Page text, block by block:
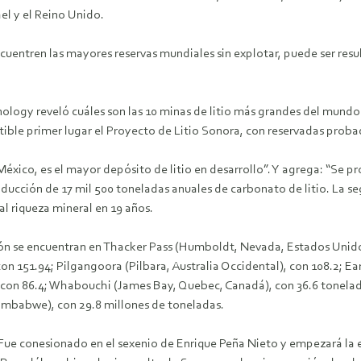
y el Reino Unido.
las mayores reservas mundiales sin explotar, puede ser
reveló cuáles son las 10 minas de litio más grandes del
primer lugar el Proyecto de Litio Sonora, con reservadas
es el mayor depósito de litio en desarrollo”. Y agrega: “Se
de 17 mil 500 toneladas anuales de carbonato de litio. La
riqueza mineral en 19 años.
encuentran en Thacker Pass (Humboldt, Nevada, Estados
151.94; Pilgangoora (Pilbara, Australia Occidental), con 108.2;
86.4; Whabouchi (James Bay, Quebec, Canadá), con 36.6
con 29.8 millones de toneladas.
conesionado en el sexenio de Enrique Peña Nieto y empezará